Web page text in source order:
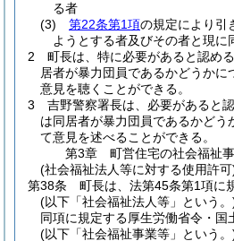
る者
(3)
第22条第1項の規定により引
ようとする者及びその者と現に
2
町長は、特に必要があると認め
居者が暴力団員であるかどうかに
意見を聴くことができる。
3
吉野警察署長は、必要があると
は同居者が暴力団員であるかどう
て意見を述べることができる。
第3章
町営住宅の社会福祉
(社会福祉法人等に対する使用許可
第38条
町長は、法第45条第1項に
(以下「社会福祉法人等」という。
同項に規定する厚生労働省令・国
(以下「社会福祉事業等」という。